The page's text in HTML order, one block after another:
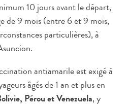
10 jours avant le départ,
de 9 mois (entre 6 et 9 mois,
particulières), à
antiamarile est exigé à
âgés de 1 an et plus en
Pérou et Venezuela, y